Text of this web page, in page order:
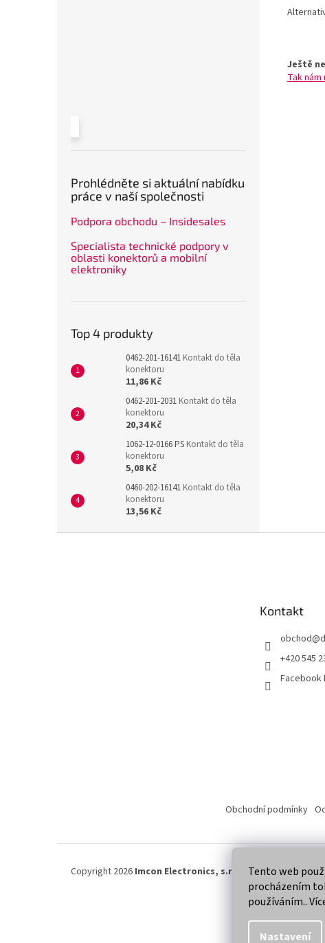
Tento web
procházením
používáním..
Nastavení
Prohlédněte si aktuální nabídku
práce v naší společnosti
Podpora obchodu – Insidesales
Specialista technické podpory v
oblasti konektorů a mobilní
elektroniky
Top 4 produkty
0462-201-16141 Kontakt do těla
konektoru
11,86 Kč
0462-201-2031 Kontakt do těla
konektoru
20,34 Kč
1062-12-0166 PS Kontakt do těla
konektoru
5,08 Kč
0460-202-16141 Kontakt do těla
konektoru
13,56 Kč
Ještě
Tak
Kontakt
obchod@
+420 545
Facebook
Obchodní podmínky
Copyright 2026 Imcon Electronics, s.r.o. . Všechna práva